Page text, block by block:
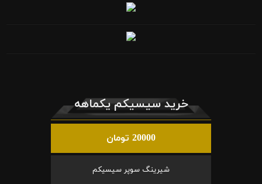
خرید سیسیکم یکماهه
20000 تومان
شیرینگ سوپر سیسیکم